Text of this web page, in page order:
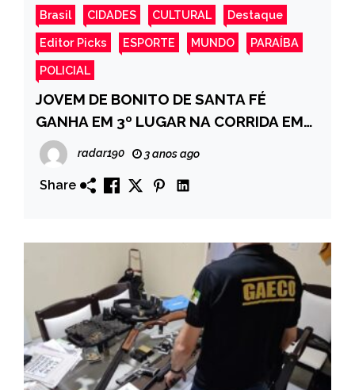
Brasil CIDADES CULTURAL Destaque
Editor Picks ESPORTE MUNDO PARAÍBA
POLICIAL
JOVEM DE BONITO DE SANTA FÉ
GANHA EM 3º LUGAR NA CORRIDA EM
ITAPORANGA-PB
radar190 3 anos ago
Share